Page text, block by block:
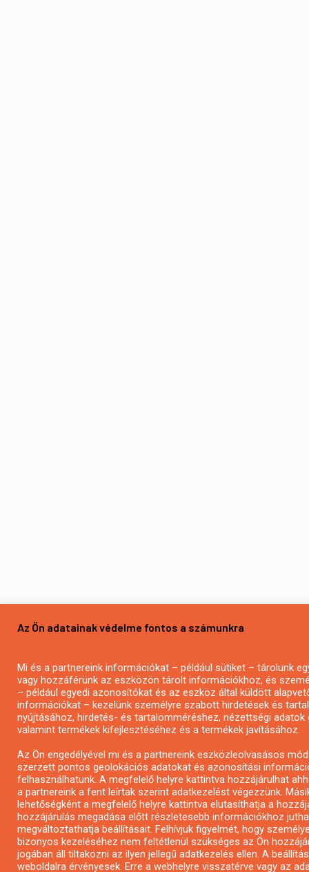
Az Ön adatainak védelme fontos a számunkra
Mi és a partnereink információkat – például sütiket – tárolunk
vagy hozzáférünk az eszközön tárolt információkhoz, és
– például egyedi azonosítókat és az eszköz által küldött
információkat – kezelünk személyre szabott hirdetések és
nyújtásához, hirdetés- és tartalomméréshez, nézettségi adatok
valamint termékek kifejlesztéséhez és a termékek javításához.
Az Ön engedélyével mi és a partnereink eszközleolvasásos
szerzett pontos geolokációs adatokat és azonosítási
felhasználhatunk. A megfelelő helyre kattintva hozzájárulhat
a partnereink a fent leírtak szerint adatkezelést végezzünk.
lehetőségként a megfelelő helyre kattintva elutasíthatja a
hozzájárulás megadása előtt részletesebb információkhoz
megváltoztathatja beállításait. Felhívjuk figyelmét, hogy
bizonyos kezeléséhez nem feltétlenül szükséges az Ön
jogában áll tiltakozni az ilyen jellegű adatkezelés ellen. A
weboldalra érvényesek. Erre a webhelyre visszatérve vagy az